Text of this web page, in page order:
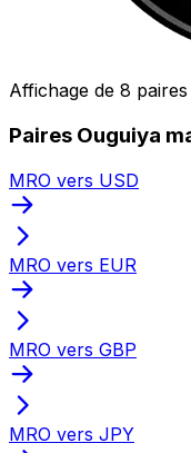
Affichage de 8
Paires Ouguiya
MRO vers USD
MRO vers EUR
MRO vers GBP
MRO vers JPY